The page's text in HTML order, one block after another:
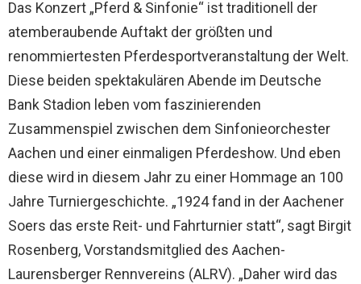
Das Konzert „Pferd & Sinfonie“ ist traditionell der
atemberaubende Auftakt der größten und
renommiertesten Pferdesportveranstaltung der Welt.
Diese beiden spektakulären Abende im Deutsche
Bank Stadion leben vom faszinierenden
Zusammenspiel zwischen dem Sinfonieorchester
Aachen und einer einmaligen Pferdeshow. Und eben
diese wird in diesem Jahr zu einer Hommage an 100
Jahre Turniergeschichte. „1924 fand in der Aachener
Soers das erste Reit- und Fahrturnier statt“, sagt Birgit
Rosenberg, Vorstandsmitglied des Aachen-
Laurensberger Rennvereins (ALRV). „Daher wird das